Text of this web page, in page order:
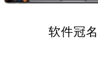
软件冠名